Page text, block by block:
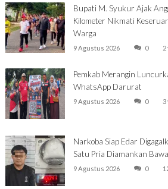
Bupati M. Syukur Ajak
Kilometer Nikmati
Warga
9 Agustus 2026 0 2
Pemkab Merangin
WhatsApp Darurat
9 Agustus 2026 0 3
Narkoba Siap Edar
Satu Pria Diamankan
9 Agustus 2026 0